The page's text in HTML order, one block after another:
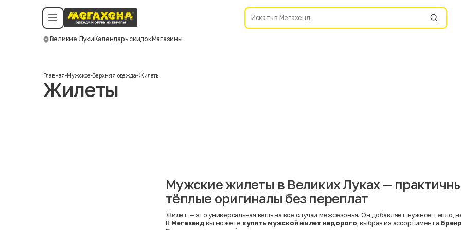
Великие ЛукиКалендарь скидокМагазины
Политика конфиденциальности
©️ Мегахенд 2026. Все права защищены.
Смотреть все даты
Главная-Мужское-Верхняя одежда-Жилеты
Жилеты
Мужские жилеты в Великих Луках —
тёплые оригиналы без переплат
Жилет — это универсальная вещь на все случаи межсезонья. Он добавляет нужное тепло,
В Мегахенд вы можете купить мужской жилет недорого , выбрав из ассортимента
Москва